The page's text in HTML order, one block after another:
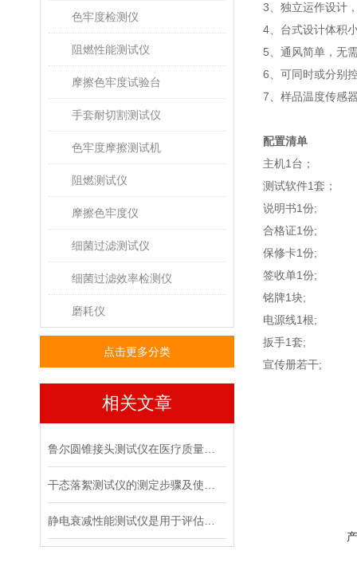
色牢度检测仪
阻燃性能测试仪
摩擦色牢度试验台
手套耐切割测试仪
色牢度摩擦测试机
阻燃测试仪
摩擦色牢度仪
细菌过滤测试仪
细菌过滤效率检测仪
磨耗仪
点击更多分类
相关文章
3、独立运作设计
4、台式设计体积
5、通风简单，无
6、可同时或分别
7、样品温度传感
配置清单
主机1台；
测试软件1套；
说明书1份;
合格证1份;
保修卡1份;
签收单1份;
铭牌1块;
电源线1根;
扳手1套;
宣传册若干;